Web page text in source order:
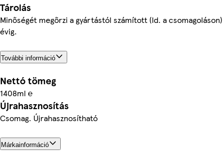
Tárolás
Minőségét megőrzi a gyártástól számított (ld. a
évig.
További információ
Nettó tömeg
1408ml ℮
Újrahasznosítás
Csomag. Újrahasznosítható
Márkainformáció